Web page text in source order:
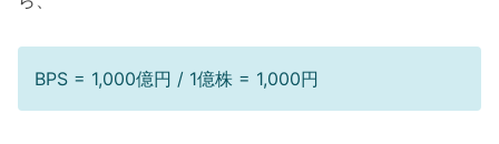
BPS = 1,000億円 / 1億株 = 1,000円